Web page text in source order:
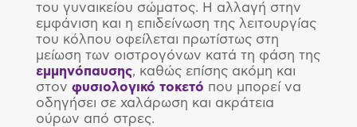
του γυναικείου σώματος. Η αλλαγή στην
εμφάνιση και η επιδείνωση της λειτουργίας
του κόλπου οφείλεται πρωτίστως στη
μείωση των οιστρογόνων κατά τη φάση της
εμμηνόπαυσης, καθώς επίσης ακόμη και
στον φυσιολογικό τοκετό που μπορεί να
οδηγήσει σε χαλάρωση και ακράτεια
ούρων από στρες.